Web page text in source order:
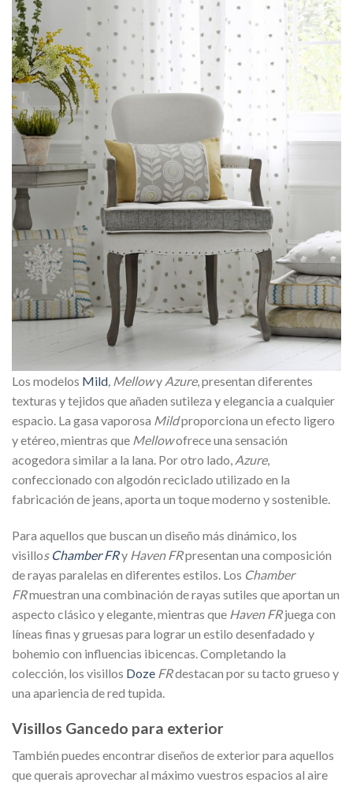
Los modelos Mild, Mellowy Azure, presentan diferentes
texturas y tejidos que añaden sutileza y elegancia a cualquier
espacio. La gasa vaporosa Mildproporciona un efecto ligero
y etéreo, mientras que Mellowofrece una sensación
acogedora similar a la lana. Por otro lado, Azure,
confeccionado con algodón reciclado utilizado en la
fabricación de jeans, aporta un toque moderno y sostenible.
Para aquellos que buscan un diseño más dinámico, los
visillos Chamber FRy Haven FRpresentan una composición
de rayas paralelas en diferentes estilos. Los Chamber
FRmuestran una combinación de rayas sutiles que aportan un
aspecto clásico y elegante, mientras que Haven FRjuega con
líneas finas y gruesas para lograr un estilo desenfadado y
bohemio con influencias ibicencas. Completando la
colección, los visillos Doze FRdestacan por su tacto grueso y
una apariencia de red tupida.
Visillos Gancedo para exterior
También puedes encontrar diseños de exterior para aquellos
que querais aprovechar al máximo vuestros espacios al aire